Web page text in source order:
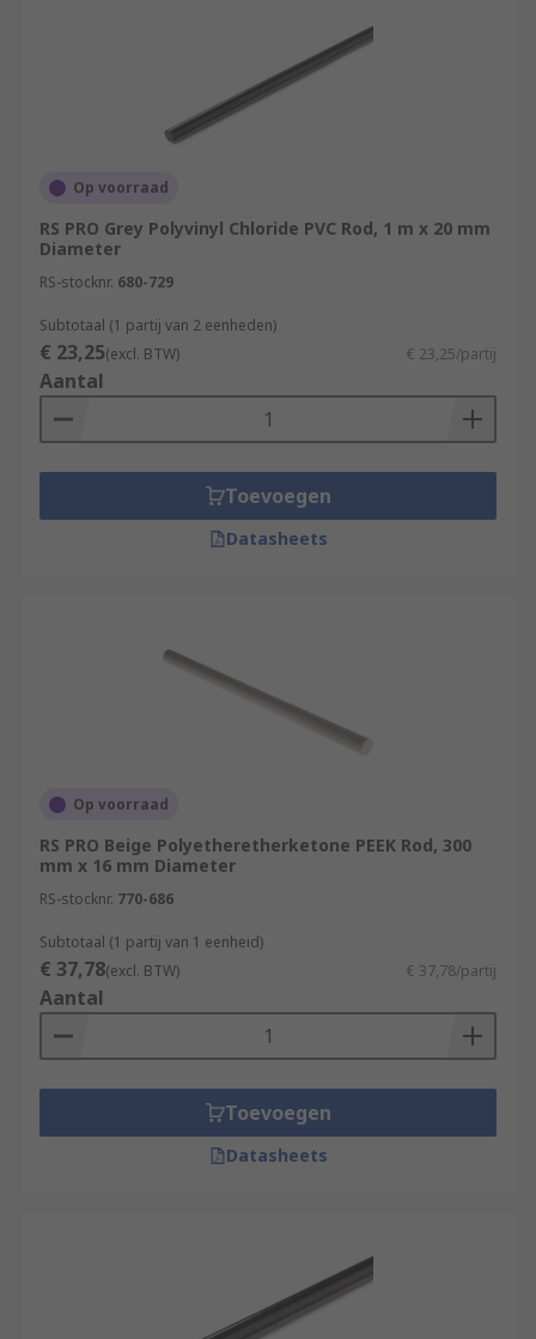
Op voorraad
RS PRO Grey Polyvinyl Chloride PVC Rod, 1 m x 20 mm
Diameter
RS-stocknr. 680-729
Subtotaal (1 partij van 2 eenheden)
€ 23,25(excl. BTW) € 23,25/partij
Aantal
Toevoegen
Datasheets
Op voorraad
RS PRO Beige Polyetheretherketone PEEK Rod, 300
mm x 16 mm Diameter
RS-stocknr. 770-686
Subtotaal (1 partij van 1 eenheid)
€ 37,78(excl. BTW) € 37,78/partij
Aantal
Toevoegen
Datasheets